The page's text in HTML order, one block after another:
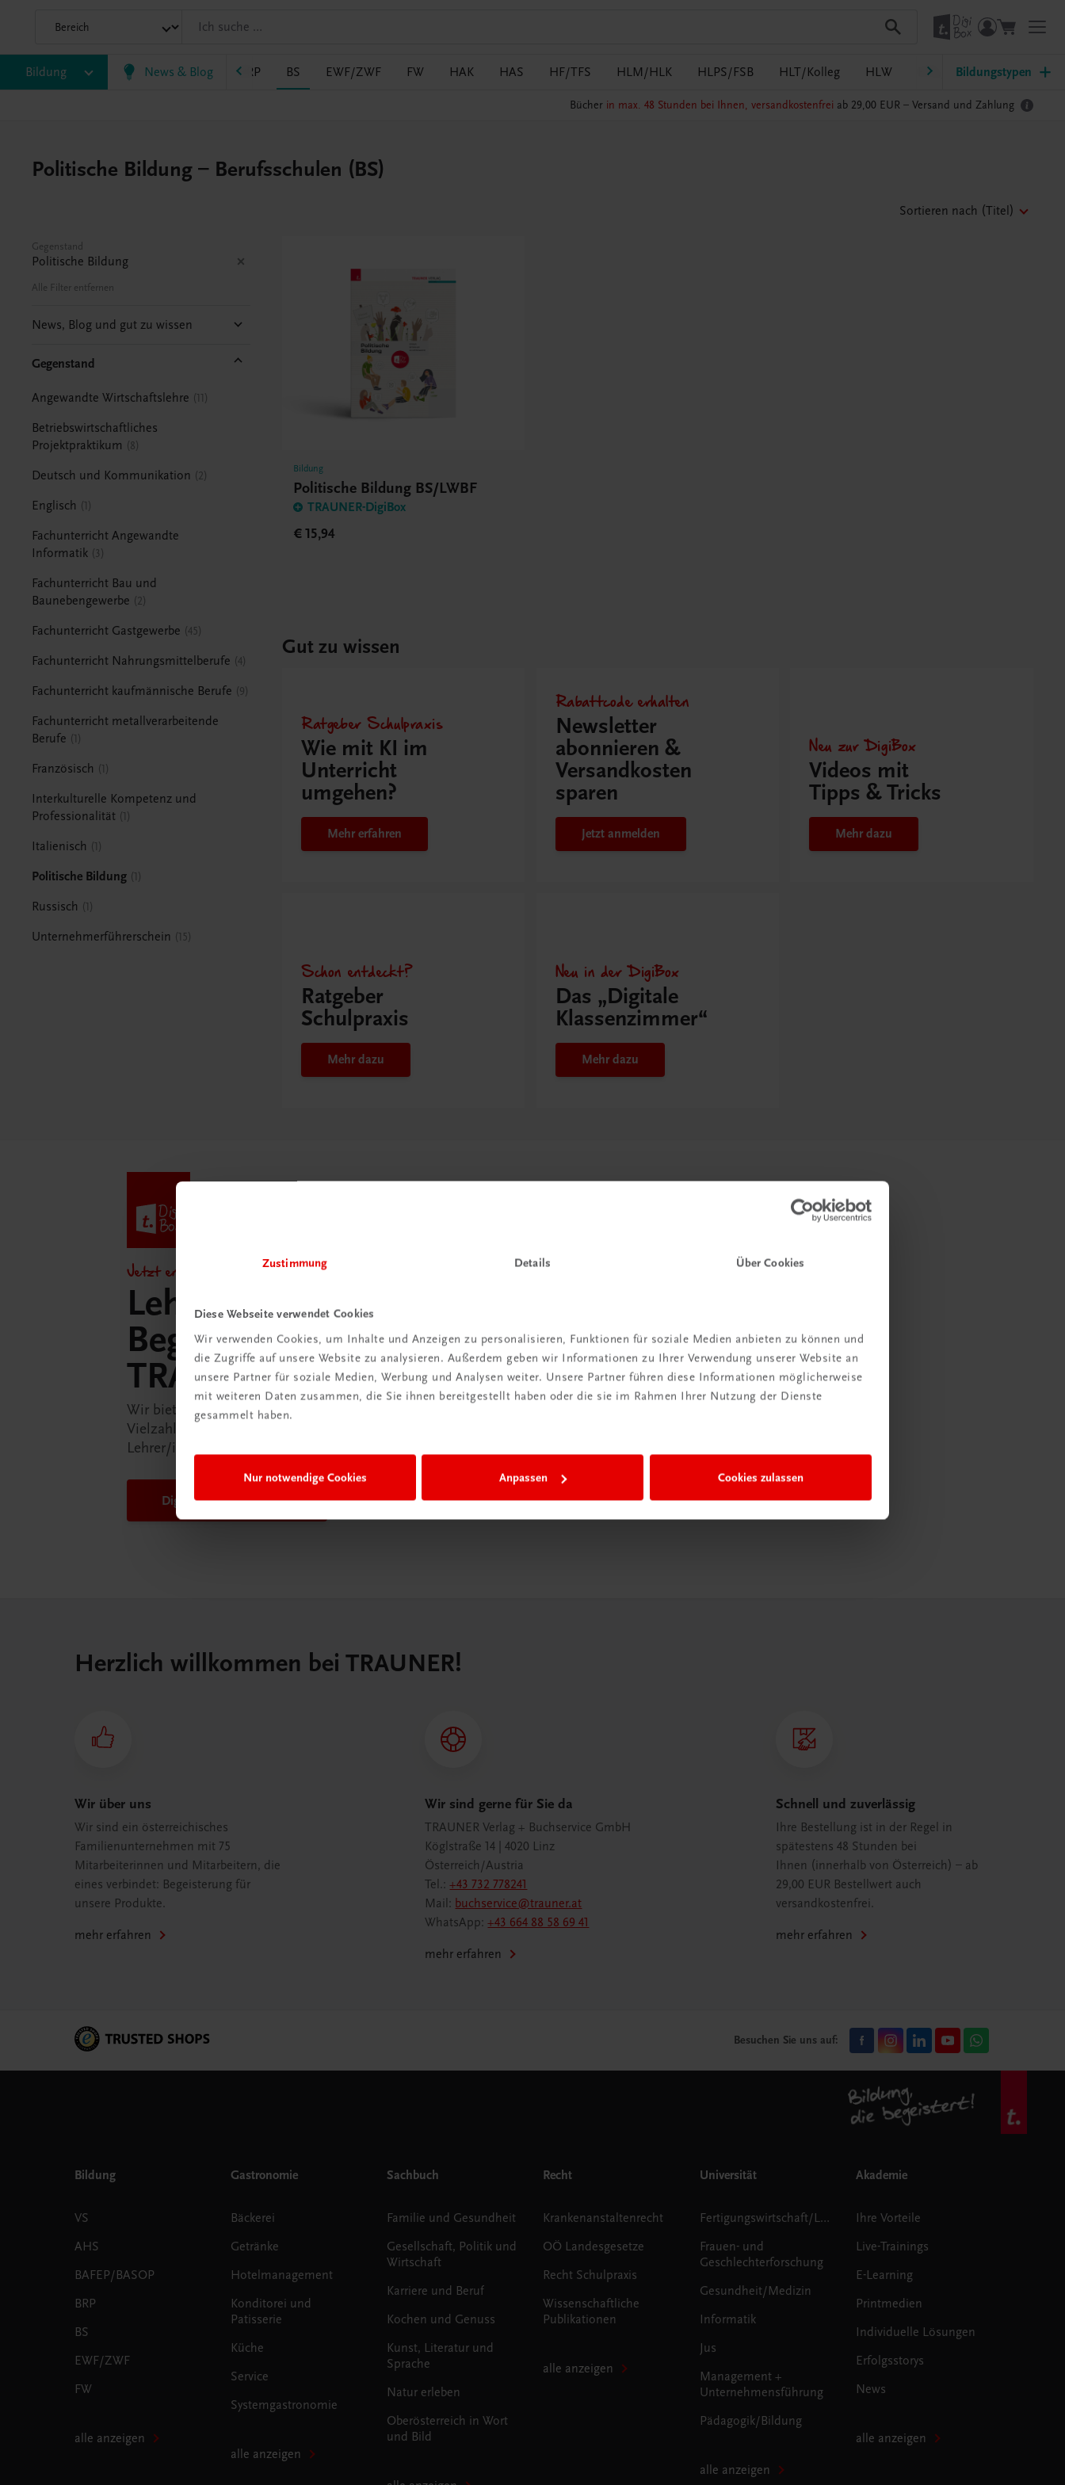
Zustimmung Details Über Cookies
Diese Webseite verwendet Cookies
Wir verwenden Cookies, um Inhalte und Anzeigen zu personalisieren, Funktionen für soziale Medien anbieten zu können und
die Zugriffe auf unsere Website zu analysieren. Außerdem geben wir Informationen zu Ihrer Verwendung unserer Website an
unsere Partner für soziale Medien, Werbung und Analysen weiter. Unsere Partner führen diese Informationen möglicherweise
mit weiteren Daten zusammen, die Sie ihnen bereitgestellt haben oder die sie im Rahmen Ihrer Nutzung der Dienste
gesammelt haben.
Nur notwendige Cookies Anpassen Cookies zulassen
Bildung News & Blog
VS AHS BAFEP/BASOP BRP BS EWF/ZWF FW HAK HAS HF/TFS HLM/HLK HLPS/FSB HLT/Kolleg HLW HTL/FS LW/LWBF
Bildungstypen
Bücher in max. 48 Stunden bei Ihnen, versandkostenfrei ab 29,00 EUR – Versand und Zahlung
Politische Bildung – Berufsschulen (BS)
Sortieren nach (Titel)
Gegenstand
Politische Bildung
Alle Filter entfernen
News, Blog und gut zu wissen
Gegenstand
Angewandte Wirtschaftslehre 11
Betriebswirtschaftliches
Projektpraktikum
8
Deutsch und Kommunikation 2
Englisch 1
Fachunterricht Angewandte
Informatik
3
Fachunterricht Bau und
Baunebengewerbe
2
Fachunterricht Gastgewerbe 45
Fachunterricht Nahrungsmittelberufe 4
Fachunterricht kaufmännische Berufe 9
Fachunterricht metallverarbeitende
Berufe
1
Französisch 1
Interkulturelle Kompetenz und
Professionalität 1
Italienisch 1
Politische Bildung 1
Russisch 1
Unternehmerführerschein 15
Bildung
Politische Bildung BS/LWBF
TRAUNER-DigiBox
€ 15,94
Gut zu wissen
Ratgeber Schulpraxis
Wie mit KI im
Unterricht
umgehen?
Mehr erfahren
Rabattcode erhalten
Newsletter
abonnieren &
Versandkosten
sparen
Jetzt anmelden
Neu zur DigiBox
Videos mit
Tipps & Tricks
Mehr dazu
Schon entdeckt?
Ratgeber
Schulpraxis
Mehr dazu
Neu in der DigiBox
Das „Digitale
Klassenzimmer“
Mehr dazu
Jetzt entdecken!
Lehrer/innen-
Begleitpakete in der
TRAUNER-DigiBox
Wir bieten Ihnen in der TRAUNER-DigiBox eine
Vielzahl an Services an, die Ihr Leben als
Lehrer/in ein Stück einfacher machen.
DigiBox für Lehrer/innen
Herzlich willkommen bei TRAUNER!
Wir über uns
Wir sind ein österreichisches
Familienunternehmen mit 75
Mitarbeiterinnen und Mitarbeitern, die
eines verbindet: Begeisterung für
unsere Produkte.
mehr erfahren
Wir sind gerne für Sie da
TRAUNER Verlag + Buchservice GmbH
Köglstraße 14 | 4020 Linz
Österreich/Austria
Tel.:+43 732 778241
Mail: buchservice@trauner.at
WhatsApp:+43 664 88 58 69 41
mehr erfahren
Schnell und zuverlässig
Ihre Bestellung ist in der Regel in
spätestens 48 Stunden bei
Ihnen (innerhalb von Österreich) – ab
29,00 EUR Bestellwert auch
versandkostenfrei.
mehr erfahren
Besuchen Sie uns auf:
Bildung
VS
AHS
BAFEP/BASOP
BRP
BS
EWF/ZWF
FW
alle anzeigen
Gastronomie
Bäckerei
Getränke
Hotelmanagement
Konditorei und
Patisserie
Küche
Service
Systemgastronomie
alle anzeigen
Sachbuch
Familie und Gesundheit
Gesellschaft, Politik und
Wirtschaft
Karriere und Beruf
Kochen und Genuss
Kunst, Literatur und
Sprache
Natur erleben
Oberösterreich in Wort
und Bild
Recht
Krankenanstaltenrecht
OÖ Landesgesetze
Recht Schulpraxis
Wissenschaftliche
Publikationen
alle anzeigen
Universität
Fertigungswirtschaft/Logistik
Frauen- und
Geschlechterforschung
Gesundheit/Medizin
Informatik
Jus
Management +
Unternehmensführung
Pädagogik/Bildung
alle anzeigen
Akademie
Ihre Vorteile
Live-Trainings
E-Learning
Printmedien
Individuelle Lösungen
Erfolgsstorys
News
alle anzeigen